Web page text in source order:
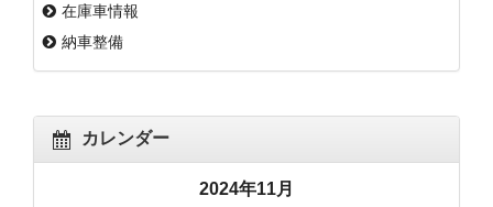
在庫車情報
納車整備
カレンダー
2024年11月